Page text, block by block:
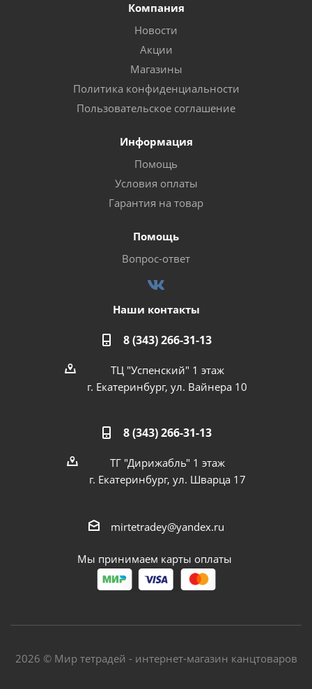
Компания
Новости
Акции
Магазины
Политика конфиденциальности
Пользовательское соглашение
Информация
Помощь
Условия оплаты
Гарантия на товар
Помощь
Вопрос-ответ
Наши контакты
8 (343) 266-31-13
ТЦ "Успенский" 1 этаж
г. Екатеринбург, ул. Вайнера 10
8 (343) 266-31-13
ТГ "Дирижабль" 1 этаж
г. Екатеринбург, ул. Шварца 17
mirtetradey@yandex.ru
Мы принимаем карты оплаты
2026 © Мир тетрадей - интернет-магазин канцтоваров